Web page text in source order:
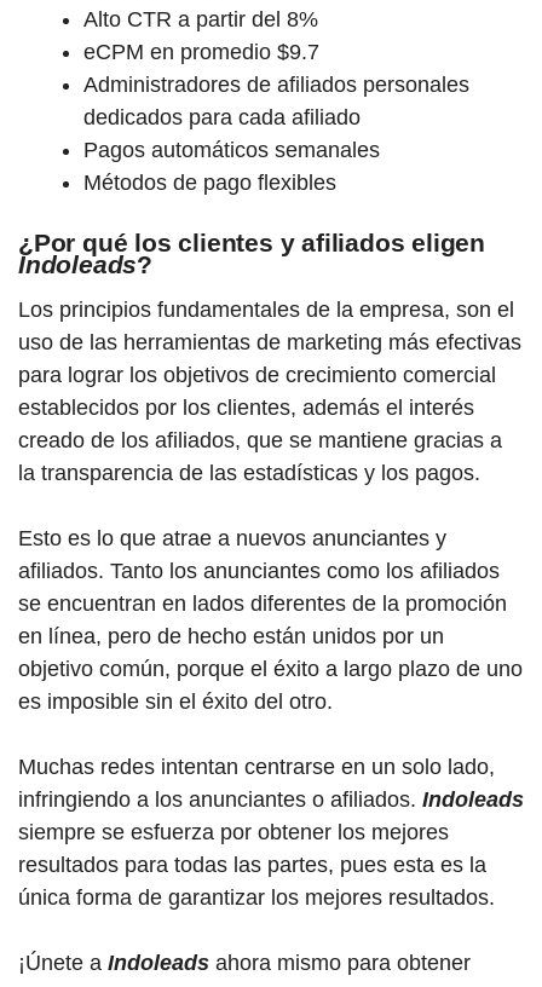
Alto CTR a partir del 8%
eCPM en promedio $9.7
Administradores de afiliados personales
dedicados para cada afiliado
Pagos automáticos semanales
Métodos de pago flexibles
¿Por qué los clientes y afiliados eligen
Indoleads?
Los principios fundamentales de la empresa, son el
uso de las herramientas de marketing más efectivas
para lograr los objetivos de crecimiento comercial
establecidos por los clientes, además el interés
creado de los afiliados, que se mantiene gracias a
la transparencia de las estadísticas y los pagos.
Esto es lo que atrae a nuevos anunciantes y
afiliados. Tanto los anunciantes como los afiliados
se encuentran en lados diferentes de la promoción
en línea, pero de hecho están unidos por un
objetivo común, porque el éxito a largo plazo de uno
es imposible sin el éxito del otro.
Muchas redes intentan centrarse en un solo lado,
infringiendo a los anunciantes o afiliados. Indoleads
siempre se esfuerza por obtener los mejores
resultados para todas las partes, pues esta es la
única forma de garantizar los mejores resultados.
¡Únete a Indoleads ahora mismo para obtener